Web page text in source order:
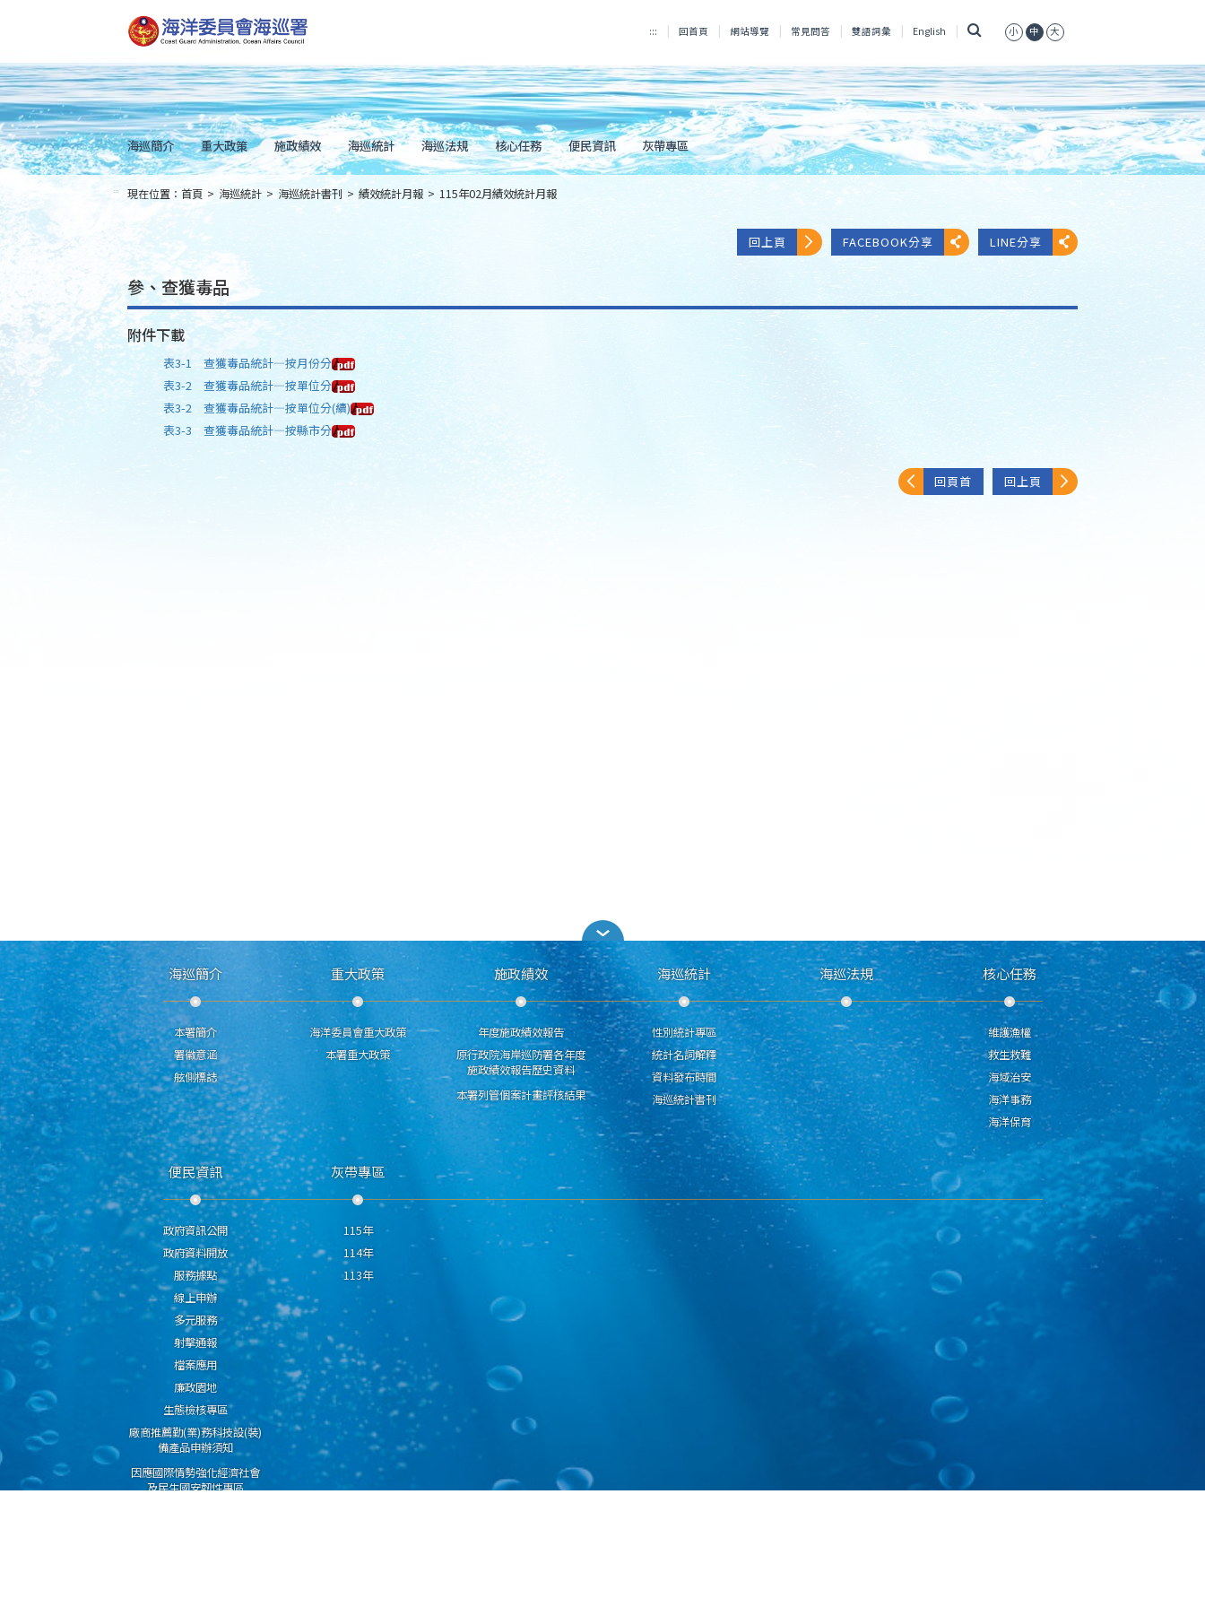
到
主
內
容
Skip
to
main
content
::: 回首頁 網站導覽 常見問答 雙語詞彙 English 小 中 大
海巡簡介 重大政策 施政績效 海巡統計 海巡法規 核心任務 便民資訊 灰帶專區
::: 現在位置： 首頁 > 海巡統計 > 海巡統計書刊 > 績效統計月報 > 115年02月績效統計月報
回上頁 FACEBOOK分享 LINE分享
參、查獲毒品
附件下載
表3-1 查獲毒品統計—按月份分
表3-2 查獲毒品統計—按單位分
表3-2 查獲毒品統計—按單位分(續)
表3-3 查獲毒品統計—按縣市分
回頁首 回上頁
海巡簡介
本署簡介
署徽意涵
舷側標誌
重大政策
海洋委員會重大政策
本署重大政策
施政績效
年度施政績效報告
原行政院海岸巡防署各年度
施政績效報告歷史資料
本署列管個案計畫評核結果
海巡統計
性別統計專區
統計名詞解釋
資料發布時間
海巡統計書刊
海巡法規 核心任務
維護漁權
救生救難
海域治安
海洋事務
海洋保育
便民資訊
政府資訊公開
政府資料開放
服務據點
線上申辦
多元服務
射擊通報
檔案應用
廉政園地
生態檢核專區
廠商推薦勤(業)務科技設(裝)
備產品申辦須知
因應國際情勢強化經濟社會
及民生國安韌性專區
灰帶專區
115年
114年
113年